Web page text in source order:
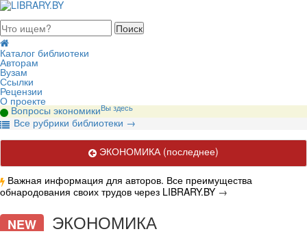
2026, пятница
Каталог библиотеки
Авторам
Вузам
Ссылки
Рецензии
О проекте
Вопросы экономикиВы здесь
Все рубрики библиотеки →
ЭКОНОМИКА(последнее)
Важная информация для авторов. Все преимущества
обнародования своих трудов через LIBRARY.BY →
Актуальные публикации по вопросам экономики.
NEW ЭКОНОМИКА